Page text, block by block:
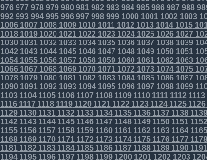
976977 978979980981982 983984985986987 988
992 993994995996997 998999100010011002 1003
10061007 10081009101010111012 101310141015
10181019102010211022 10231024102510261027
103010311032 10331034103510361037 10381039
1042 10431044104510461047 1048104910501051
1054105510561057 10581059106010611062 1063
10661067 10681069107010711072 107310741075
10781079108010811082 10831084108510861087
109010911092 10931094109510961097 10981099
11031104110511061107 11081109111011111112 1113
11161117 11181119112011211122 1123112411251126
1129113011311132 11331134113511361137 11381139
1142 11431144114511461147 11481149115011511152
115511561157 11581159116011611162 116311641165
11681169117011711172 11731174117511761177 1178
11811182 11831184118511861187 1188118911901191
1194119511961197 11981199120012011202 1203